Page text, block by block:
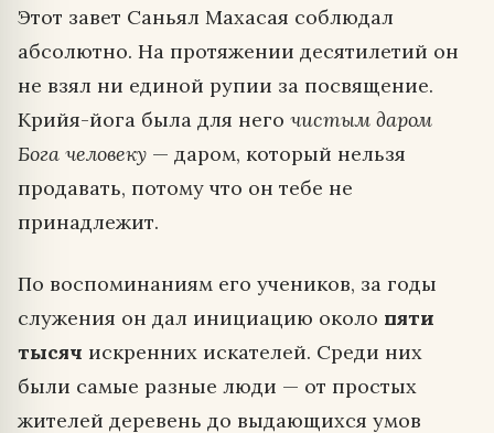
Этот завет Саньял Махасая соблюдал
абсолютно. На протяжении десятилетий он
не взял ни единой рупии за посвящение.
Крийя-йога была для него чистым даром
Бога человеку — даром, который нельзя
продавать, потому что он тебе не
принадлежит.
По воспоминаниям его учеников, за годы
служения он дал инициацию около пяти
тысяч искренних искателей. Среди них
были самые разные люди — от простых
жителей деревень до выдающихся умов